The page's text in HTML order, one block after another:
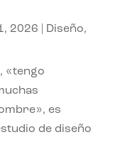
2026 Diseño,
«tengo
es
de diseño